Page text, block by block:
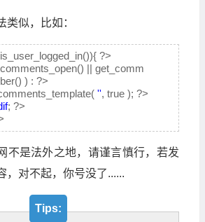
类似，比如：
?>
|| get_comm
) : ?>
'', true ); ?>
; ?>
不是法外之地，请谨言慎行，若发
，对不起，你号没了......
Tips: